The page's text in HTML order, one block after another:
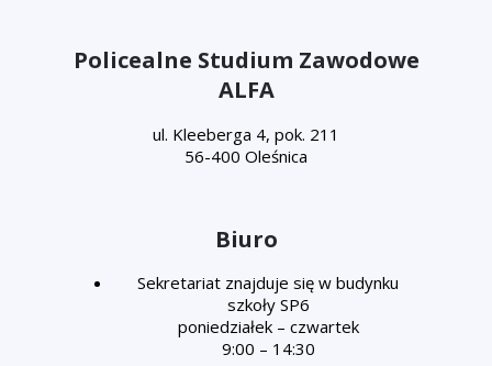
Policealne Studium Zawodowe
ALFA
ul. Kleeberga 4, pok. 211
56-400 Oleśnica
Biuro
Sekretariat znajduje się w budynku
szkoły SP6
poniedziałek – czwartek
9:00 – 14:30